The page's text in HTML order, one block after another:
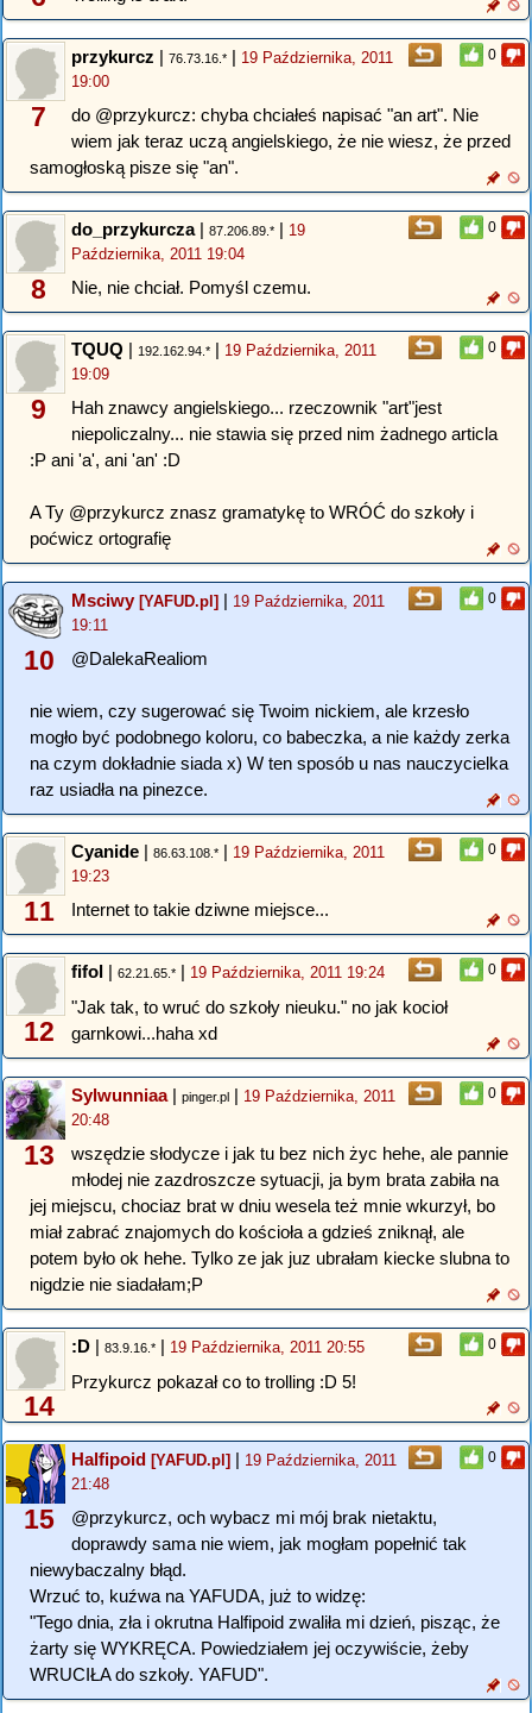
0
7
przykurcz | 76.73.16.* | 19 Października, 2011
19:00
do @przykurcz: chyba chciałeś napisać "an art". Nie
wiem jak teraz uczą angielskiego, że nie wiesz, że przed
samogłoską pisze się "an".
0
8
do_przykurcza| 87.206.89.* | 19
Października, 2011 19:04
Nie, nie chciał. Pomyśl czemu.
0
9
TQUQ | 192.162.94.* | 19 Października, 2011
19:09
Hah znawcy angielskiego... rzeczownik "art"jest
niepoliczalny... nie stawia się przed nim żadnego articla
:P ani 'a', ani 'an' :D
A Ty @przykurcz znasz gramatykę to WRÓĆ do szkoły i
poćwicz ortografię
0
10
Msciwy[YAFUD.pl] | 19 Października, 2011
19:11
@DalekaRealiom
nie wiem, czy sugerować się Twoim nickiem, ale krzesło
mogło być podobnego koloru, co babeczka, a nie każdy zerka
na czym dokładnie siada x) W ten sposób u nas nauczycielka
raz usiadła na pinezce.
0
11
Cyanide | 86.63.108.* | 19 Października, 2011
19:23
Internet to takie dziwne miejsce...
0
12
fifol | 62.21.65.* | 19 Października, 2011 19:24
"Jak tak, to wruć do szkoły nieuku." no jak kocioł
garnkowi...haha xd
0
13
Sylwunniaa| pinger.pl | 19 Października, 2011
20:48
wszędzie słodycze i jak tu bez nich życ hehe, ale pannie
młodej nie zazdroszcze sytuacji, ja bym brata zabiła na
jej miejscu, chociaz brat w dniu wesela też mnie wkurzył, bo
miał zabrać znajomych do kościoła a gdzieś zniknął, ale
potem było ok hehe. Tylko ze jak juz ubrałam kiecke slubna to
nigdzie nie siadałam;P
0
14
:D | 83.9.16.* | 19 Października, 2011 20:55
Przykurcz pokazał co to trolling :D 5!
0
15
Halfipoid [YAFUD.pl] | 19 Października, 2011
21:48
@przykurcz, och wybacz mi mój brak nietaktu,
doprawdy sama nie wiem, jak mogłam popełnić tak
niewybaczalny błąd.
Wrzuć to, kuźwa na YAFUDA, już to widzę:
"Tego dnia, zła i okrutna Halfipoid zwaliła mi dzień, pisząc, że
żarty się WYKRĘCA. Powiedziałem jej oczywiście, żeby
WRUCIŁA do szkoły. YAFUD".